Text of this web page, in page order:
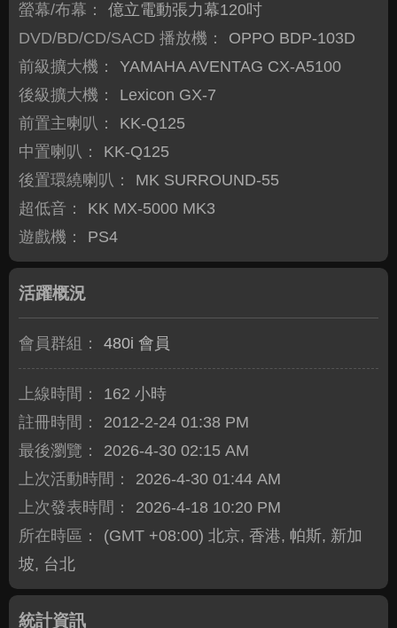
螢幕/布幕：
億立電動張力幕120吋
DVD/BD/CD/SACD 播放機：
OPPO BDP-103D
前級擴大機：
YAMAHA AVENTAG CX-A5100
後級擴大機：
Lexicon GX-7
前置主喇叭：
KK-Q125
中置喇叭：
KK-Q125
後置環繞喇叭：
MK SURROUND-55
超低音：
KK MX-5000 MK3
遊戲機：
PS4
活躍概況
會員群組： 480i 會員
上線時間：
162 小時
註冊時間：
2012-2-24 01:38 PM
最後瀏覽：
2026-4-30 02:15 AM
上次活動時間：
2026-4-30 01:44 AM
上次發表時間：
2026-4-18 10:20 PM
所在時區：
(GMT +08:00) 北京, 香港, 帕斯, 新加
坡, 台北
統計資訊